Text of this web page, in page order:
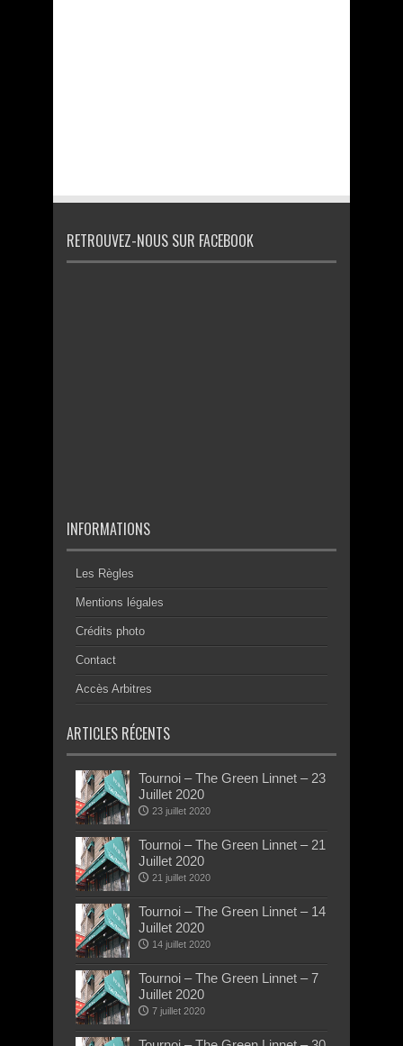
RETROUVEZ-NOUS SUR FACEBOOK
INFORMATIONS
Les Règles
Mentions légales
Crédits photo
Contact
Accès Arbitres
ARTICLES RÉCENTS
Tournoi – The Green Linnet – 23
Juillet 2020
23 juillet 2020
Tournoi – The Green Linnet – 21
Juillet 2020
21 juillet 2020
Tournoi – The Green Linnet – 14
Juillet 2020
14 juillet 2020
Tournoi – The Green Linnet – 7
Juillet 2020
7 juillet 2020